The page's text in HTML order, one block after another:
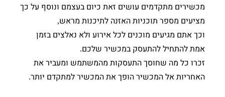
מכשירים מתקדמים עושים זאת כיום בעצמם ונוסף על כך
מציעים מספר תוכניות האזנה לתיכנות מראש,
וכך אתם מגיעים מוכנים לכל אירוע ולא נאלצים בזמן
אמת להתחיל להתעסק במכשיר שלכם.
זכרו כל מה שחוסך התעסקות מהמשתמש ומעביר את
האחריות אל המכשיר הופך את המכשיר למתקדם יותר.